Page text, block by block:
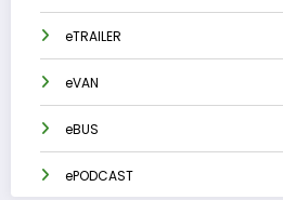
eTRAILER
eVAN
eBUS
ePODCAST